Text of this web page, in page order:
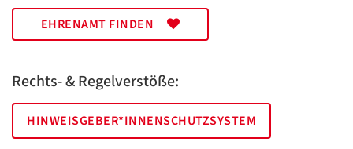
EHRENAMT FINDEN
Rechts- & Regelverstöße:
HINWEISGEBER*INNENSCHUTZSYSTEM